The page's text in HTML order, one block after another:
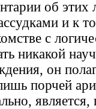
об этих
и к
с
никакой
он
порчей